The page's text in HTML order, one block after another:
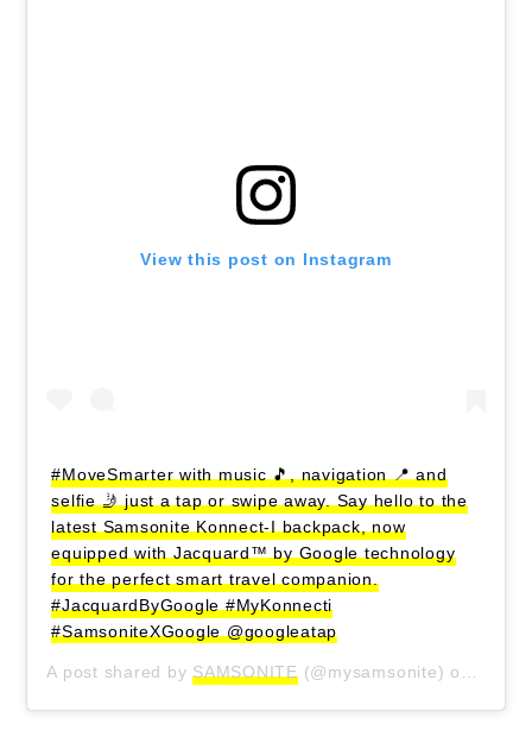
View this post on Instagram
#MoveSmarter with music 🎵, navigation 📍 and
selfie 🤳 just a tap or swipe away. Say hello to the
latest Samsonite Konnect-I backpack, now
equipped with Jacquard™ by Google technology
for the perfect smart travel companion.
#JacquardByGoogle #MyKonnecti
#SamsoniteXGoogle @googleatap
A post shared by SAMSONITE (@mysamsonite) on